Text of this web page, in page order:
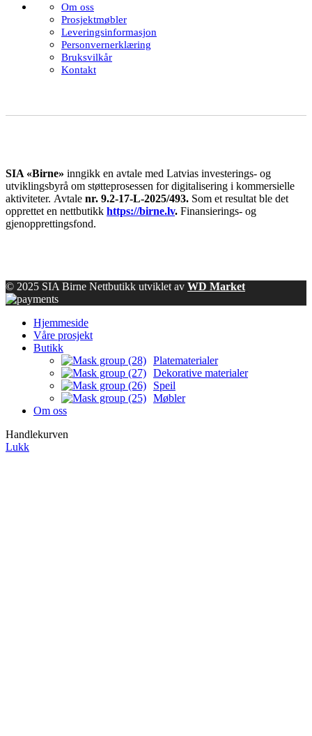
Om oss
Prosjektmøbler
Leveringsinformasjon
Personvernerklæring
Bruksvilkår
Kontakt
SIA «Birne» inngikk en avtale med Latvias investerings- og
utviklingsbyrå om støtteprosessen for digitalisering i kommersielle
aktiviteter. Avtale nr. 9.2-17-L-2025/493. Som et resultat ble det
opprettet en nettbutikk https://birne.lv. Finansierings- og
gjenopprettingsfond.
© 2025 SIA Birne Nettbutikk utviklet av WD Market
Hjemmeside
Våre prosjekt
Butikk
Platematerialer
Dekorative materialer
Speil
Møbler
Om oss
Handlekurven
Lukk